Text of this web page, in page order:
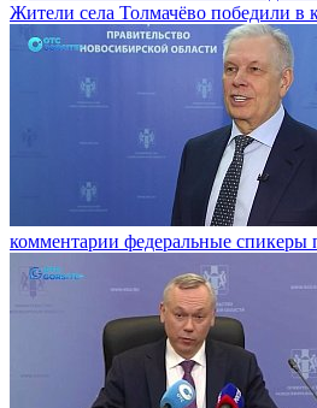
Жители села Толмачёво победили в
комментарии федеральные спикеры